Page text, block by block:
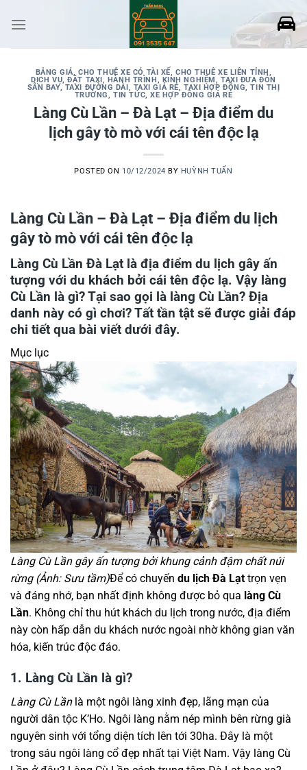
BẢNG GIÁ,CHO THUÊ XE CÓ TÀI XẾ,CHO THUÊ XE LIÊN TỈNH,
DỊCH VỤ,ĐẶT TAXI, HÀNH TRÌNH, KINH NGHIỆM, TAXI ĐƯA ĐÓN
SÂN BAY, TAXI ĐƯỜNG DÀI, TAXI GIÁ RẺ, TAXI HỢP ĐỒNG,TIN THỊ
TRƯỜNG,TIN TỨC,XE HỢP ĐỒNG GIÁ RẺ
Làng Cù Lần – Đà Lạt – Địa điểm du
lịch gây tò mò với cái tên độc lạ
POSTED ON 10/12/2024 BY HUỲNH TUẤN
Làng Cù Lần – Đà Lạt – Địa điểm du lịch
gây tò mò với cái tên độc lạ
Làng Cù Lần Đà Lạt là địa điểm du lịch gây ấn
tượng với du khách bởi cái tên độc lạ. Vậy làng
Cù Lần là gì? Tại sao gọi là làng Cù Lần? Địa
danh này có gì chơi? Tất tần tật sẽ được giải đáp
chi tiết qua bài viết dưới đây.
Mục lục
Làng Cù Lần gây ấn tượng bởi khung cảnh đậm chất núi
rừng (Ảnh: Sưu tầm)Để có chuyến du lịch Đà Lạt trọn vẹn
và đáng nhớ, bạn nhất định không được bỏ qua làng Cù
Lần. Không chỉ thu hút khách du lịch trong nước, địa điểm
này còn hấp dẫn du khách nước ngoài nhờ không gian văn
hóa, kiến trúc độc đáo.
1. Làng Cù Lần là gì?
Làng Cù Lầnlà một ngôi làng xinh đẹp, lãng mạn của
người dân tộc K’Ho. Ngôi làng nằm nép mình bên rừng già
nguyên sinh với tổng diện tích lên tới 30ha. Đây là một
trong sáu ngôi làng cổ đẹp nhất tại Việt Nam. Vậy làng Cù